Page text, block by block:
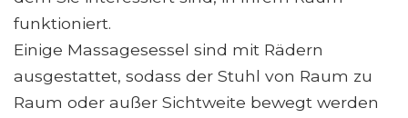
funktioniert.
Einige Massagesessel sind mit Rädern
ausgestattet, sodass der Stuhl von Raum zu
Raum oder außer Sichtweite bewegt werden